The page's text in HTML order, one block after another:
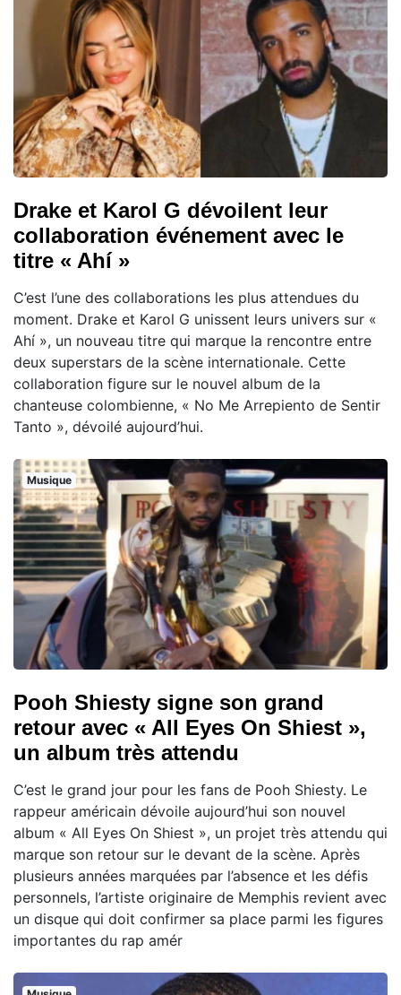
Drake et Karol G dévoilent leur
collaboration événement avec le
titre « Ahí »
C’est l’une des collaborations les plus attendues du
moment. Drake et Karol G unissent leurs univers sur «
Ahí », un nouveau titre qui marque la rencontre entre
deux superstars de la scène internationale. Cette
collaboration figure sur le nouvel album de la
chanteuse colombienne, « No Me Arrepiento de Sentir
Tanto », dévoilé aujourd’hui.
Musique
Pooh Shiesty signe son grand
retour avec « All Eyes On Shiest »,
un album très attendu
C’est le grand jour pour les fans de Pooh Shiesty. Le
rappeur américain dévoile aujourd’hui son nouvel
album « All Eyes On Shiest », un projet très attendu qui
marque son retour sur le devant de la scène. Après
plusieurs années marquées par l’absence et les défis
personnels, l’artiste originaire de Memphis revient avec
un disque qui doit confirmer sa place parmi les figures
importantes du rap amér